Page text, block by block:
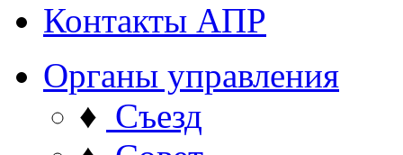
Контакты АПР
Органы управления
♦ Съезд